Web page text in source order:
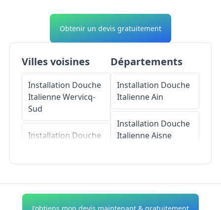
Obtenir un devis gratuitement
Villes voisines
Installation Douche
ItalienneWervicq-
Sud
Installation Douche
Installation Douche
Départements
Installation Douche
ItalienneAin
Installation Douche
ItalienneAisne
Installation Douche